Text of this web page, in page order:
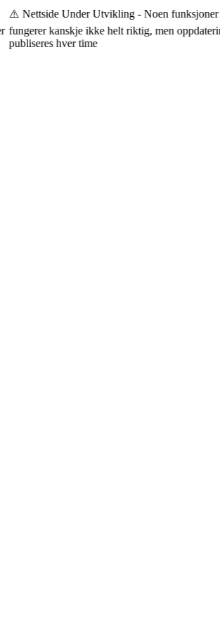
⚠️ Nettside Under Utvikling - Noen funksjoner
fungerer kanskje ikke helt riktig, men
publiseres hver time